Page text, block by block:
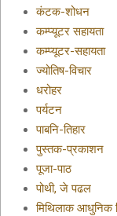
कंटक-शोधन
कम्प्यूटर सहायता
कम्प्यूटर-सहायता
ज्योतिष-विचार
धरोहर
पर्यटन
पाबनि-तिहार
पुस्तक-प्रकाशन
पूजा-पाठ
पोथी, जे पढल
मिथिलाक आधुनिक